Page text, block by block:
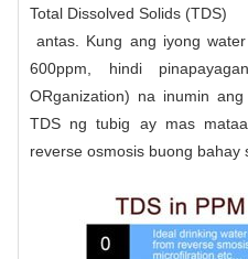
Total Dissolved Solids (TDS)
antas. Kung ang iyong
600ppm, hindi
ORganization) na inumin
TDS ng tubig ay mas
reverse osmosis buong bahay